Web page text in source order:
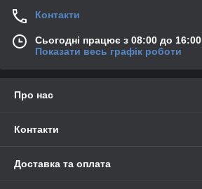
Контакти
Сьогодні працює з 08:00 до 16:00
Показати весь графік роботи
Про нас
Контакти
Доставка та оплата